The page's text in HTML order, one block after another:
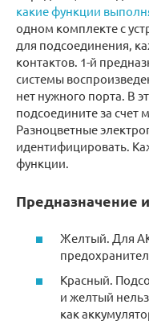
какие функции
одном комплекте с
для подсоединения,
контактов. 1-й
системы
нет нужного порта. В
подсоедините за счет
Разноцветные
идентифицировать.
функции.
Предназначение
Желтый. Для
Красный.
и желтый
как